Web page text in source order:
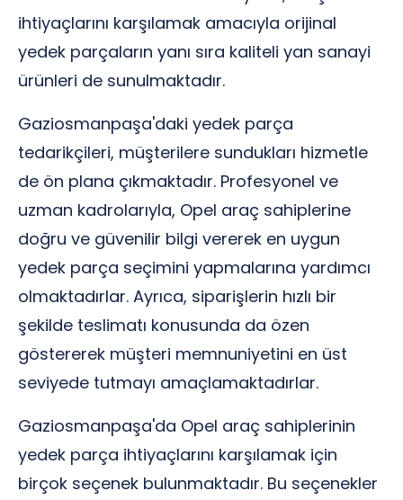
ihtiyaçlarını karşılamak amacıyla orijinal
yedek parçaların yanı sıra kaliteli yan sanayi
ürünleri de sunulmaktadır.
Gaziosmanpaşa'daki yedek parça
tedarikçileri, müşterilere sundukları hizmetle
de ön plana çıkmaktadır. Profesyonel ve
uzman kadrolarıyla, Opel araç sahiplerine
doğru ve güvenilir bilgi vererek en uygun
yedek parça seçimini yapmalarına yardımcı
olmaktadırlar. Ayrıca, siparişlerin hızlı bir
şekilde teslimatı konusunda da özen
göstererek müşteri memnuniyetini en üst
seviyede tutmayı amaçlamaktadırlar.
Gaziosmanpaşa'da Opel araç sahiplerinin
yedek parça ihtiyaçlarını karşılamak için
birçok seçenek bulunmaktadır. Bu seçenekler